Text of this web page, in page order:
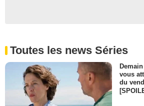
Toutes les news Séries
vous
du